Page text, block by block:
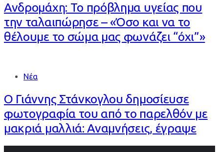
Ανδρομάχη: Το πρόβλημα υγείας που
την ταλαιπώρησε – «Όσο και να το
θέλουμε το σώμα μας φωνάζει “όχι”»
Νέα
Ο Γιάννης Στάνκογλου δημοσίευσε
φωτογραφία του από το παρελθόν με
μακριά μαλλιά: Αναμνήσεις, έγραψε